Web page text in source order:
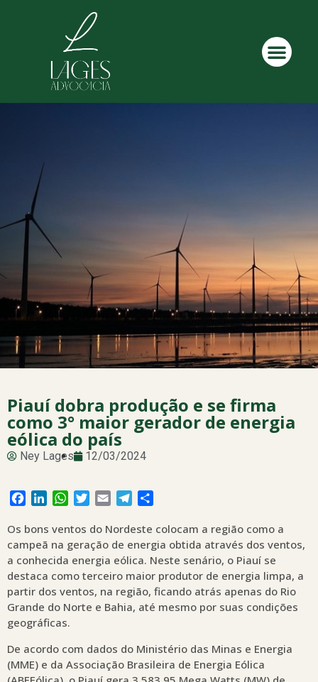
Piauí dobra produção e se firma
como 3° maior gerador de energia
eólica do país
Ney Lages 12/03/2024
Facebook
LinkedInWhatsApp
Twitter
Email Telegram
Os bons ventos do Nordeste colocam a região como a
campeã na geração de energia obtida através dos ventos,
a conhecida energia eólica. Neste senário, o Piauí se
destaca como terceiro maior produtor de energia limpa, a
partir dos ventos, na região, ficando atrás apenas do Rio
Grande do Norte e Bahia, até mesmo por suas condições
geográficas.
De acordo com dados do Ministério das Minas e Energia
(MME) e da Associação Brasileira de Energia Eólica